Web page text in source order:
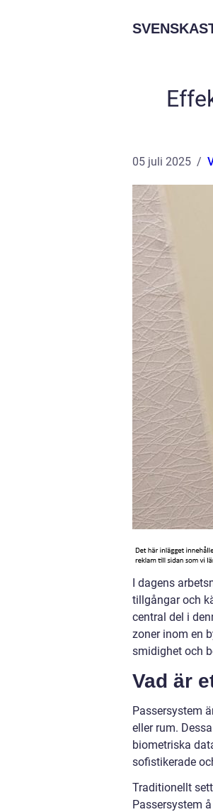
05 juli 2025
I dagens
tillgångar och
central del i
zoner inom en
smidighet och
Vad är
Passersystem
eller rum.
biometriska
sofistikerade
Traditionellt
Passersystem